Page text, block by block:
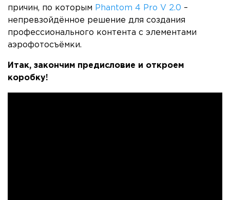
причин, по которым Phantom 4 Pro V 2.0 –
непревзойдённое решение для создания
профессионального контента с элементами
аэрофотосъёмки.
Итак, закончим предисловие и откроем
коробку!